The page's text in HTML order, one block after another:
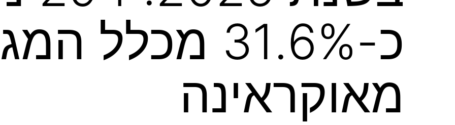
כ-31.6% מכלל
מאוקראינה